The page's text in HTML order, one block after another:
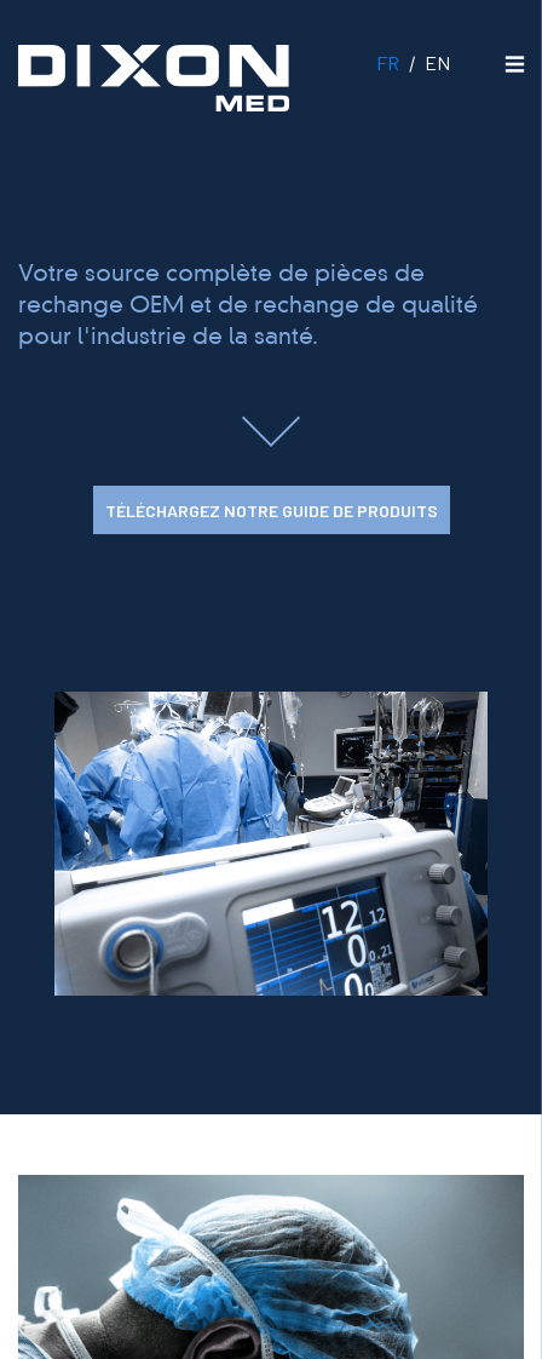
FR / EN MENU
Votre source complète de pièces de
rechange OEM et de rechange de qualité
pour l'industrie de la santé.
TÉLÉCHARGEZ NOTRE GUIDE DE PRODUITS